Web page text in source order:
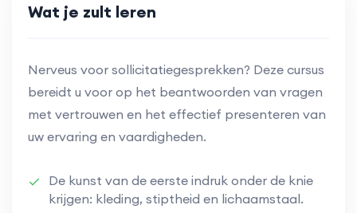
Wat je zult leren
Nerveus voor sollicitatiegesprekken? Deze cursus
bereidt u voor op het beantwoorden van vragen
met vertrouwen en het effectief presenteren van
uw ervaring en vaardigheden.
De kunst van de eerste indruk onder de knie
krijgen: kleding, stiptheid en lichaamstaal.